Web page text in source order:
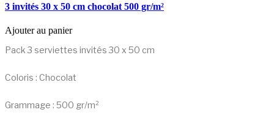
3 invités 30 x 50 cm chocolat 500 gr/m²
Ajouter au panier
Pack 3 serviettes invités 30 x 50 cm
Coloris : Chocolat
Grammage : 500 gr/m²